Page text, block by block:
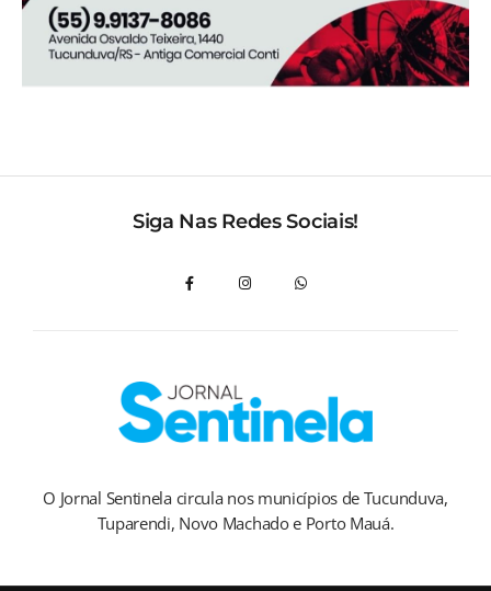
Siga Nas Redes Sociais!
O Jornal Sentinela circula nos municípios de Tucunduva,
Tuparendi, Novo Machado e Porto Mauá.